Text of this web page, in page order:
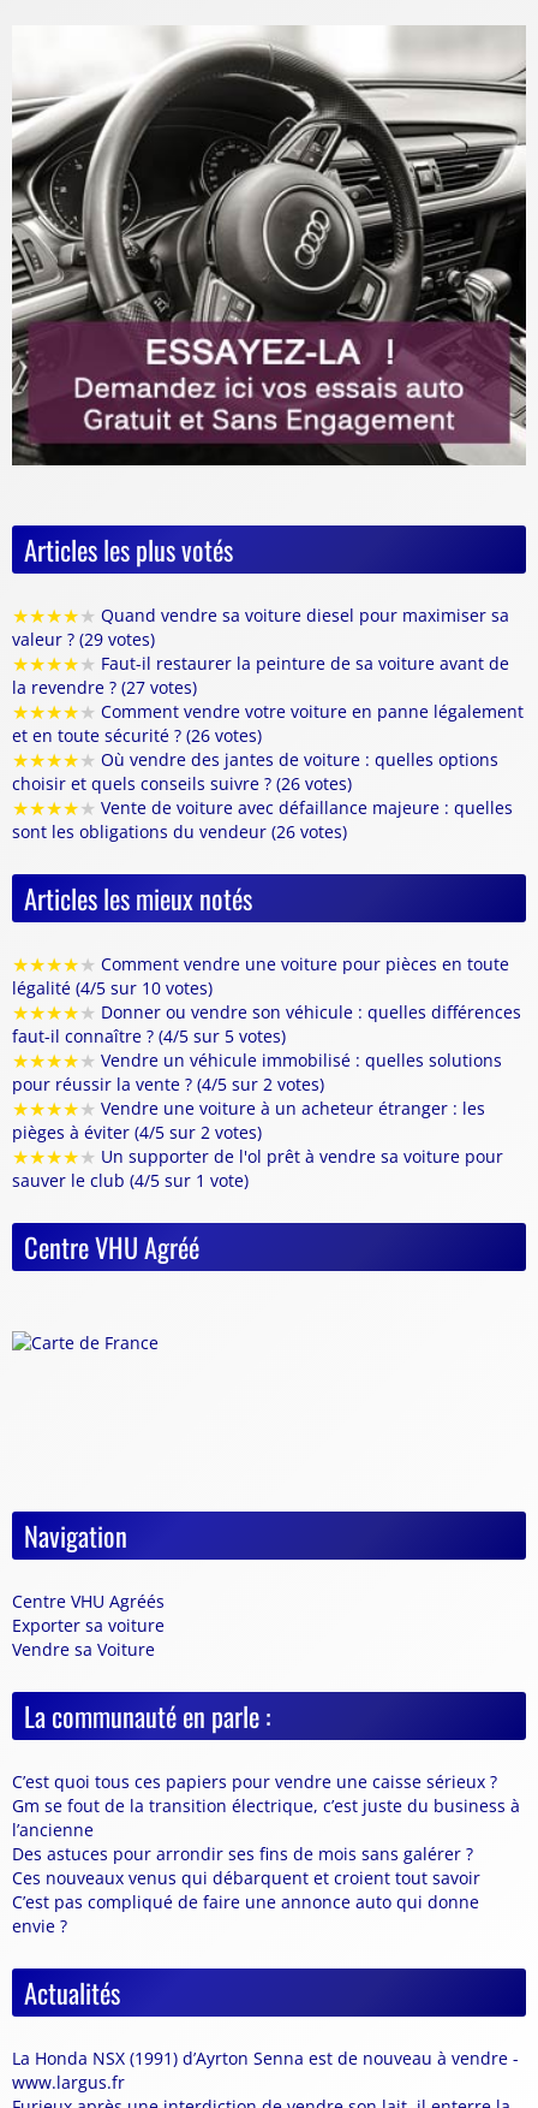
Articles les plus votés
★★★★★ Quand vendre sa voiture diesel pour maximiser sa
valeur ? (29 votes)
★★★★★ Faut-il restaurer la peinture de sa voiture avant de
la revendre ? (27 votes)
★★★★★ Comment vendre votre voiture en panne légalement
et en toute sécurité ? (26 votes)
★★★★★ Où vendre des jantes de voiture : quelles options
choisir et quels conseils suivre ? (26 votes)
★★★★★ Vente de voiture avec défaillance majeure : quelles
sont les obligations du vendeur (26 votes)
Articles les mieux notés
★★★★★ Comment vendre une voiture pour pièces en toute
légalité (4/5 sur 10 votes)
★★★★★ Donner ou vendre son véhicule : quelles différences
faut-il connaître ? (4/5 sur 5 votes)
★★★★★ Vendre un véhicule immobilisé : quelles solutions
pour réussir la vente ? (4/5 sur 2 votes)
★★★★★ Vendre une voiture à un acheteur étranger : les
pièges à éviter (4/5 sur 2 votes)
★★★★★ Un supporter de l'ol prêt à vendre sa voiture pour
sauver le club (4/5 sur 1 vote)
Centre VHU Agréé
Navigation
Centre VHU Agréés
Exporter sa voiture
Vendre sa Voiture
La communauté en parle :
C’est quoi tous ces papiers pour vendre une caisse sérieux ?
Gm se fout de la transition électrique, c’est juste du business à
l’ancienne
Des astuces pour arrondir ses fins de mois sans galérer ?
Ces nouveaux venus qui débarquent et croient tout savoir
C’est pas compliqué de faire une annonce auto qui donne
envie ?
Actualités
La Honda NSX (1991) d’Ayrton Senna est de nouveau à vendre -
www.largus.fr